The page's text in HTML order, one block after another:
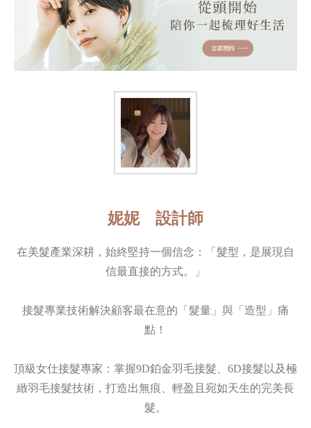
妮妮 設計師
在美髮產業深耕，始終堅持一個信念：「髮型，是展現自
信最直接的方式。」
接髮專業技術解決顧客最在意的「髮量」與「造型」痛
點！
頂級女仕接髮專家：掌握9D鉑金羽毛接髮、6D接髮以及極
緻羽毛接髮技術，打造出無痕、輕盈且宛如天生的完美長
髮。